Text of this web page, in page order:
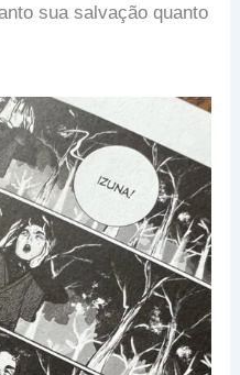
sua salvação quanto